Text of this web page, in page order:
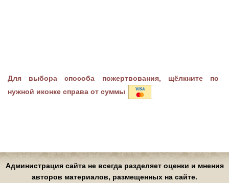
Для выбора способа пожертвования, щёлкните по
нужной иконке справа от суммы
Администрация сайта не всегда разделяет оценки и мнения
авторов материалов, размещенных на сайте.